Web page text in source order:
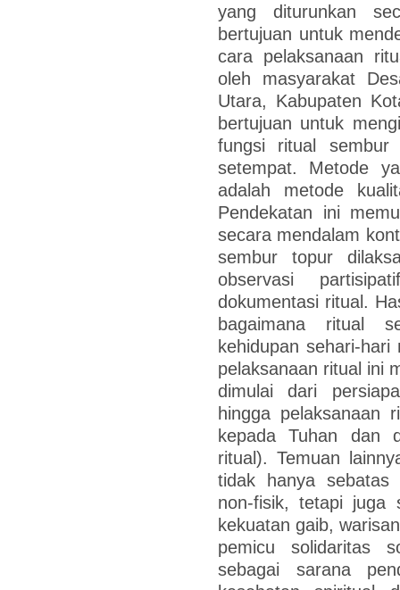
yang diturunkan
bertujuan untuk
cara pelaksanaan
oleh masyarakat
Utara, Kabupaten
bertujuan untuk
fungsi ritual sembur
setempat. Metode
adalah metode
Pendekatan ini
secara mendalam
sembur topur
observasi
dokumentasi ritual.
bagaimana ritual
kehidupan sehari-
pelaksanaan ritual ini
dimulai dari
hingga pelaksanaan
kepada Tuhan dan
ritual). Temuan
tidak hanya sebatas
non-fisik, tetapi juga
kekuatan gaib,
pemicu solidaritas
sebagai sarana